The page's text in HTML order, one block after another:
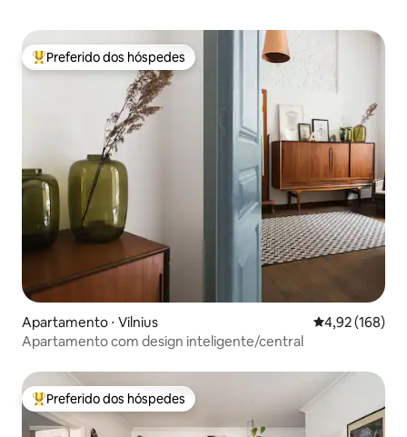
Entre os melhores preferidos dos hóspedes
Preferido dos hóspedes
Apartamento ⋅ Vilnius 4,92 de uma
4,92 (168)
Apartamento com design inteligente/central
Entre os melhores preferidos dos hóspedes
Preferido dos hóspedes